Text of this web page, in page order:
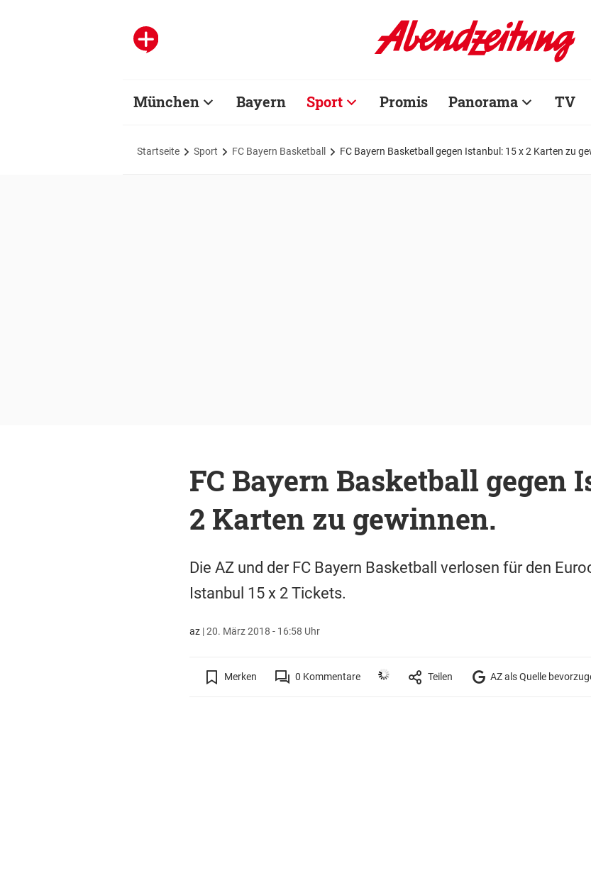
München Bayern Sport Promis Panorama TV
Startseite Sport FC Bayern Basketball FC Bayern Basketball gegen Istanbul: 15 x 2 Karten zu
FC Bayern Basketball gegen
2 Karten zu gewinnen.
Die AZ und der FC Bayern Basketball verlosen für den
Istanbul 15 x 2 Tickets.
az|20. März 2018 - 16:58 Uhr
Merken 0 Kommentare Teilen AZ als Quelle